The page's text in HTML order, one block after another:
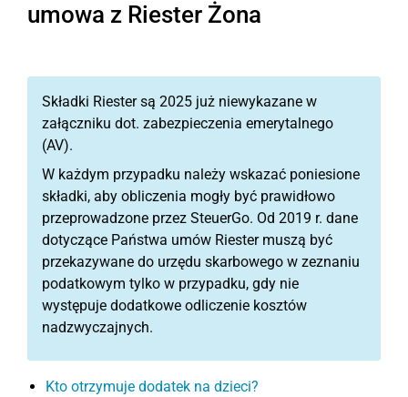
umowa z Riester Żona
Składki Riester są 2025 już niewykazane w
załączniku dot. zabezpieczenia emerytalnego
(AV).
W każdym przypadku należy wskazać poniesione
składki, aby obliczenia mogły być prawidłowo
przeprowadzone przez SteuerGo. Od 2019 r. dane
dotyczące Państwa umów Riester muszą być
przekazywane do urzędu skarbowego w zeznaniu
podatkowym tylko w przypadku, gdy nie
występuje dodatkowe odliczenie kosztów
nadzwyczajnych.
Kto otrzymuje dodatek na dzieci?